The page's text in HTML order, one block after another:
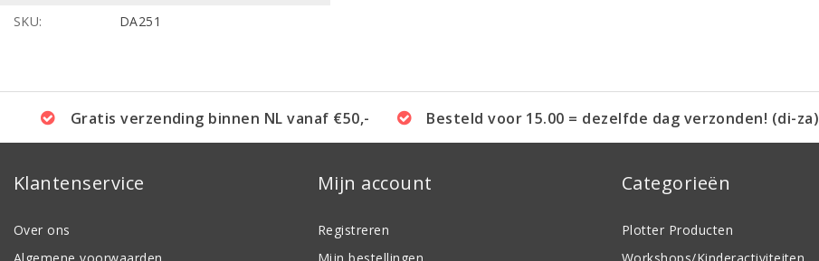
SKU:
DA251
Gratis verzending binnen NL vanaf €50,- Besteld voor 15.00 = dezelfde dag verzonden! (di-za)
Klantenservice
Over ons
Mijn account
Registreren
Categorieën
Plotter Producten